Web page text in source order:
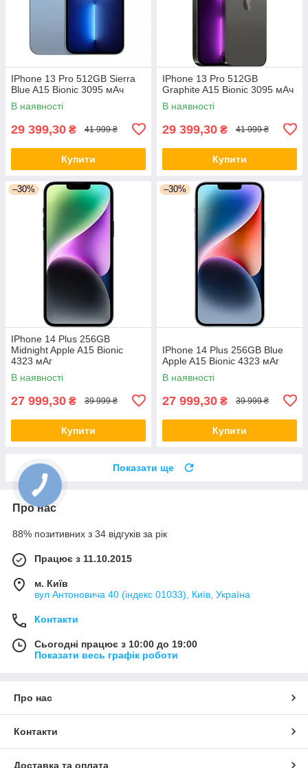
IPhone 13 Pro 512GB Sierra
Blue A15 Bionic 3095 мАч
В наявності
29 399,30 ₴ 41 999 ₴
Купити
IPhone 13 Pro 512GB
Graphite A15 Bionic 3095 мАч
В наявності
29 399,30 ₴ 41 999 ₴
Купити
–30%
IPhone 14 Plus 256GB
Midnight Apple A15 Bionic
4323 мАг
В наявності
27 999,30 ₴ 39 999 ₴
Купити
–30%
IPhone 14 Plus 256GB Blue
Apple A15 Bionic 4323 мАг
В наявності
27 999,30 ₴ 39 999 ₴
Купити
Показати ще
Про нас
88% позитивних з 34 відгуків за рік
Працює з 11.10.2015
м. Київ
вул Антоновича 40 (індекс 01033), Київ, Україна
Контакти
Сьогодні працює з 10:00 до 19:00
Показати весь графік роботи
Про нас
Контакти
Доставка та оплата